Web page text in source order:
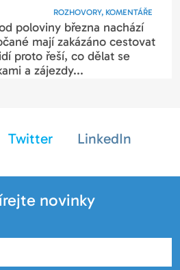
ROZHOVORY, KOMENTÁŘE
poloviny března nachází
mají zakázáno cestovat
proto řeší, co dělat se
a zájezdy...
Twitter LinkedIn
novinky